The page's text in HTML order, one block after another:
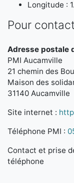
Longitude :
Pour
Adresse postale
PMI Aucamville
21 chemin des
Maison des
31140 Aucamville
Site internet :
Téléphone PMI :
Contact et prise
téléphone